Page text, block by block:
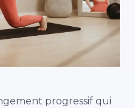
progressif qui